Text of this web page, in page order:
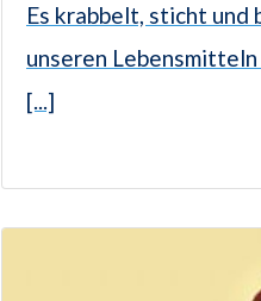
Es krabbelt, sticht und
unseren
[...]